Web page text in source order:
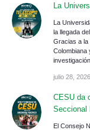
La
La
la llegada
Gracias a la
Colombiana
julio 28, 2026
CESU da
Seccional
El Consejo